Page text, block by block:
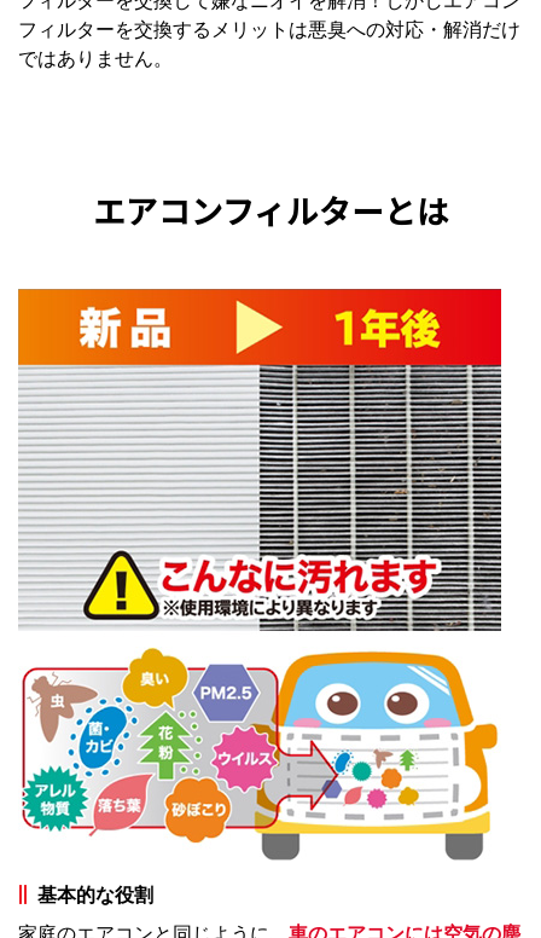
フィルターを交換するメリットは悪臭への対応・解消だけ
ではありません。
エアコンフィルターとは
基本的な役割
家庭のエアコンと同じように、 車のエアコンには空気の塵